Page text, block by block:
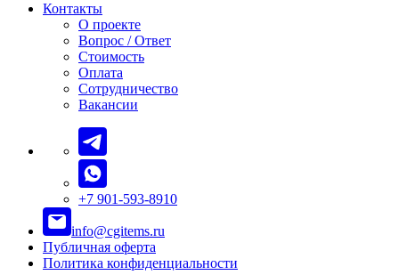
Контакты
О проекте
Вопрос / Ответ
Стоимость
Оплата
Сотрудничество
Вакансии
+7 901-593-8910
info@cgitems.ru
Публичная оферта
Политика конфиденциальности